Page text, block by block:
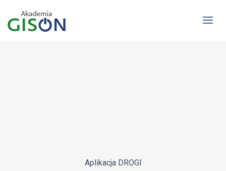
Aplikacja Drogi
Najciekawsze zmiany w aplikacji DROGI w
Aplikacja DROGI